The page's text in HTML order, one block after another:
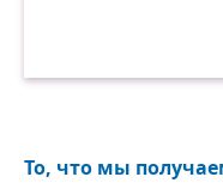
То, что мы